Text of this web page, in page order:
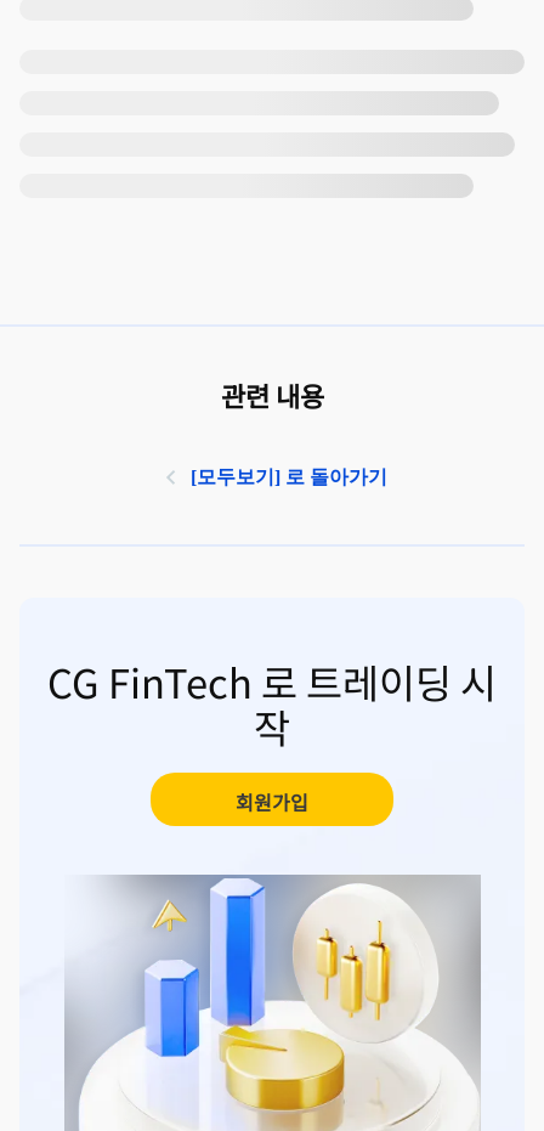
관련 내용
[모두보기] 로 돌아가기
CG FinTech 로 트레이딩 시
작
회원가입